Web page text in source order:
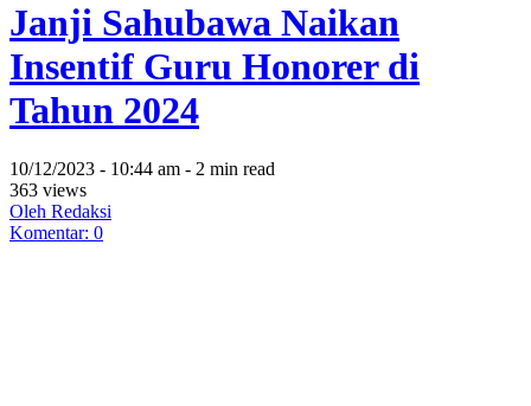
Janji Sahubawa Naikan
Insentif Guru Honorer di
Tahun 2024
10/12/2023 - 10:44 am - 2 min read
363 views
Oleh Redaksi
Komentar: 0